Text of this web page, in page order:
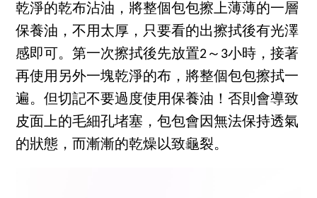
乾淨的乾布沾油，將整個包包擦上薄薄的一層
保養油，不用太厚，只要看的出擦拭後有光澤
感即可。第一次擦拭後先放置2～3小時，接著
再使用另外一塊乾淨的布，將整個包包擦拭一
遍。但切記不要過度使用保養油！否則會導致
皮面上的毛細孔堵塞，包包會因無法保持透氣
的狀態，而漸漸的乾燥以致龜裂。